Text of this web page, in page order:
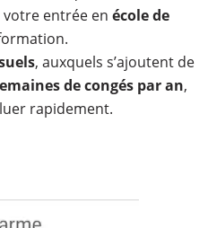
votre entrée en école de
, auxquels s’ajoutent de
de congés par an,
rapidement.